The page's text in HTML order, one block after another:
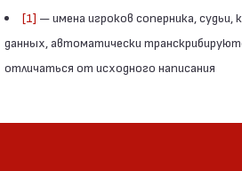
[1] — имена игроков соперника,
данных, автоматически
отличаться от исходного написания